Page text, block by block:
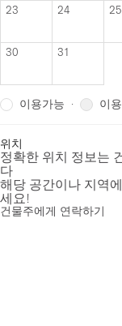
23 24 25
30 31
이용가능 · 이
위치
정확한 위치 정보는
다
해당 공간이나 지역
세요!
건물주에게 연락하기